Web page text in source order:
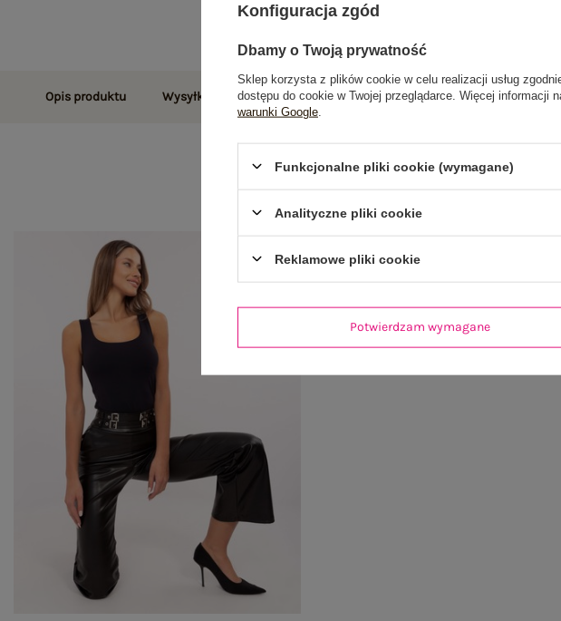
Opis produktu Wysyłka i dostawa Zwroty i reklamacje Opinie o produkcie
Konfiguracja zgód
Dbamy o Twoją prywatność
Sklep korzysta z plików cookie w celu realizacji usług
dostępu do cookie w Twojej przeglądarce. Więcej informacji
warunki Google
Funkcjonalne pliki cookie (wymagane)
Analityczne pliki cookie
Reklamowe pliki cookie
Potwierdzam wymagane